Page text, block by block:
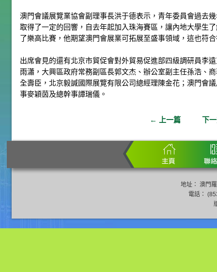
澳門會議展覽業協會副理事長洪于德表示，青年委員會過去
取得了一定的回響，自去年起加入珠海賽區，讓內地大學生
了樂高比賽，他期望澳門會展業可拓展至盛事領域，這也符
出席會見的還有北京市貿促會對外貿易促進部四級調研員李
雨瀟，大興區政府常務副區長郭文杰、辦公室副主任孫浩、
全壽臣，北京毅諴國際展覽有限公司總經理陳金花；澳門會
事麥穎茵及總幹事譚瑞儀。
← 上一篇 下
地址： 澳門
電話：